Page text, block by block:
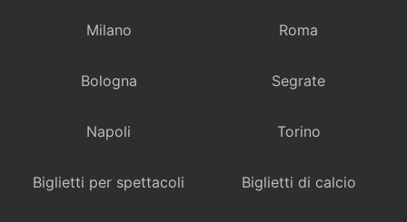
Milano Roma
Bologna Segrate
Napoli Torino
Biglietti per spettacoli Biglietti di calcio